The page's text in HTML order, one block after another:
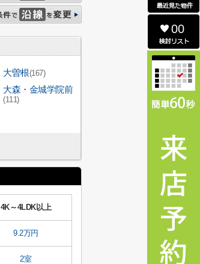
大曽根(167)
大森・金城学院前
(111)
4K～4LDK以上
9.2万円
2室
00